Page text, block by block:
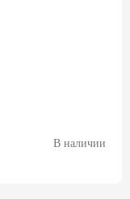
В наличии